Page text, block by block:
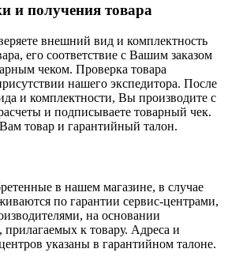
и получения товара
внешний вид и комплектность
его соответствие с Вашим заказом
чеком. Проверка товара
нашего экспедитора. После
и комплектности, Вы производите с
и подписываете товарный чек.
товар и гарантийный талон.
в нашем магазине, в случае
по гарантии сервис-центрами,
на основании
к товару. Адреса и
указаны в гарантийном талоне.